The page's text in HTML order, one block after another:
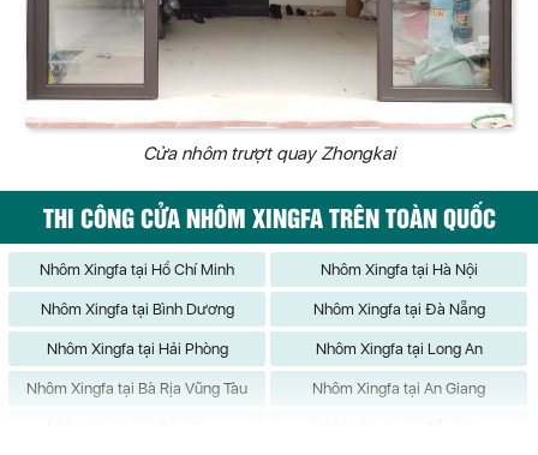
Cửa nhôm trượt quay Zhongkai
THI CÔNG CỬA NHÔM XINGFA TRÊN TOÀN QUỐC
Nhôm Xingfa tại Hồ Chí Minh Nhôm Xingfa tại Hà Nội
Nhôm Xingfa tại Bình Dương Nhôm Xingfa tại Đà Nẵng
Nhôm Xingfa tại Hải Phòng Nhôm Xingfa tại Long An
Nhôm Xingfa tại Bà Rịa Vũng Tàu Nhôm Xingfa tại An Giang